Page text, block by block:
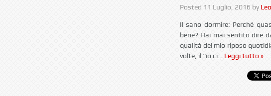
Posted 11 Luglio, 2016 by
Il sano dormire: Perché
bene? Hai mai sentito dire
qualità del mio riposo
volte, il “io ci… Leggi tutto »